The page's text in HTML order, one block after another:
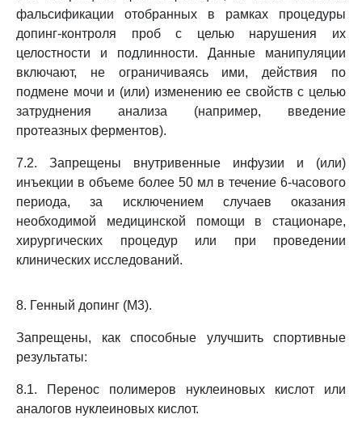
фальсификации отобранных в рамках процедуры
допинг-контроля проб с целью нарушения их
целостности и подлинности. Данные манипуляции
включают, не ограничиваясь ими, действия по
подмене мочи и (или) изменению ее свойств с целью
затруднения анализа (например, введение
протеазных ферментов).
7.2. Запрещены внутривенные инфузии и (или)
инъекции в объеме более 50 мл в течение 6-часового
периода, за исключением случаев оказания
необходимой медицинской помощи в стационаре,
хирургических процедур или при проведении
клинических исследований.
8. Генный допинг (M3).
Запрещены, как способные улучшить спортивные
результаты:
8.1. Перенос полимеров нуклеиновых кислот или
аналогов нуклеиновых кислот.